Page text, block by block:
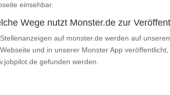
einsehbar.
Wege nutzt Monster.de zur
auf monster.de werden auf
und in unserer Monster App
gefunden werden.